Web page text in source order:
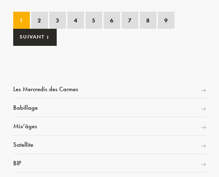
1 2 3 4 5 6 7 8 9
SUIVANT ›
Les Mercredis des Carmes
Babillage
Mix’âges
Satellite
BIP